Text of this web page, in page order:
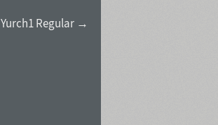
Yurch1 Regular →